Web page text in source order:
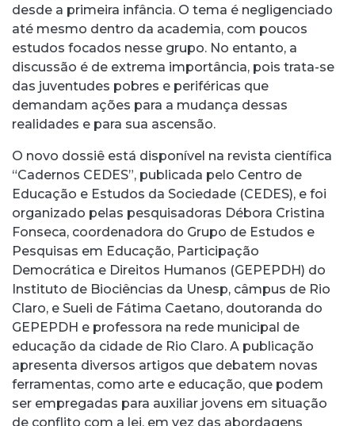
desde a primeira infância. O tema é negligenciado
até mesmo dentro da academia, com poucos
estudos focados nesse grupo. No entanto, a
discussão é de extrema importância, pois trata-se
das juventudes pobres e periféricas que
demandam ações para a mudança dessas
realidades e para sua ascensão.
O novo dossiê está disponível na revista científica
“Cadernos CEDES”, publicada pelo Centro de
Educação e Estudos da Sociedade (CEDES), e foi
organizado pelas pesquisadoras Débora Cristina
Fonseca, coordenadora do Grupo de Estudos e
Pesquisas em Educação, Participação
Democrática e Direitos Humanos (GEPEPDH) do
Instituto de Biociências da Unesp, câmpus de Rio
Claro, e Sueli de Fátima Caetano, doutoranda do
GEPEPDH e professora na rede municipal de
educação da cidade de Rio Claro. A publicação
apresenta diversos artigos que debatem novas
ferramentas, como arte e educação, que podem
ser empregadas para auxiliar jovens em situação
de conflito com a lei, em vez das abordagens